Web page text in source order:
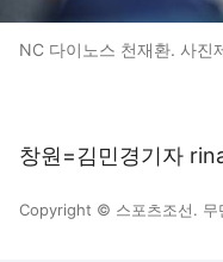
NC 다이노스 천재환. 사진
창원=김민경기자
Copyright © 스포츠조선. 무